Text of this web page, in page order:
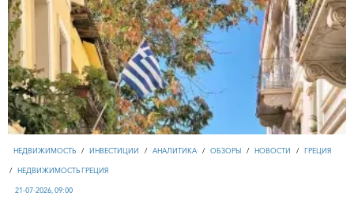
НЕДВИЖИМОСТЬ / ИНВЕСТИЦИИ / АНАЛИТИКА / ОБЗОРЫ / НОВОСТИ / ГРЕЦИЯ
/ НЕДВИЖИМОСТЬ ГРЕЦИЯ
21-07-2026, 09:00